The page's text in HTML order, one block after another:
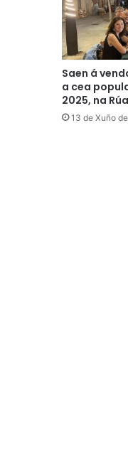
Saen á
a cea
2025, na Rúa
13 de Xuño